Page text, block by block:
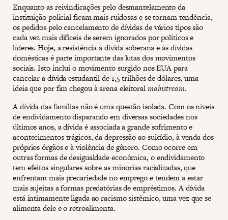
Enquanto as reivindicações pelo desmantelamento da
instituição policial ficam mais ruidosas e se tornam tendência,
os pedidos pelo cancelamento de dívidas de vários tipos são
cada vez mais difíceis de serem ignorados por políticos e
líderes. Hoje, a resistência à dívida soberana e às dívidas
domésticas é parte importante das lutas dos movimentos
sociais. Isto inclui o movimento surgido nos EUA para
cancelar a dívida estudantil de 1,5 trilhões de dólares, uma
ideia que por fim chegou à arena eleitoralmainstream.
A dívida das famílias não é uma questão isolada. Com os níveis
de endividamento disparando em diversas sociedades nos
últimos anos, a dívida é associada a grande sofrimento e
acontecimentos trágicos, da depressão ao suicídio, à venda dos
próprios órgãos e à violência de gênero. Como ocorre em
outras formas de desigualdade econômica, o endividamento
tem efeitos singulares sobre as minorias racializadas, que
enfrentam mais precariedade no emprego e tendem a estar
mais sujeitas a formas predatórias de empréstimos. A dívida
está intimamente ligada ao racismo sistêmico, uma vez que se
alimenta dele e o retroalimenta.